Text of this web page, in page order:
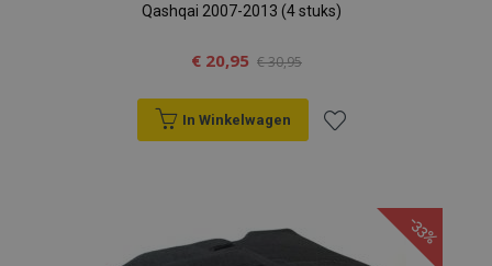
Qashqai 2007-2013 (4 stuks)
€ 20,95 € 30,95
In Winkelwagen
aan
-33%